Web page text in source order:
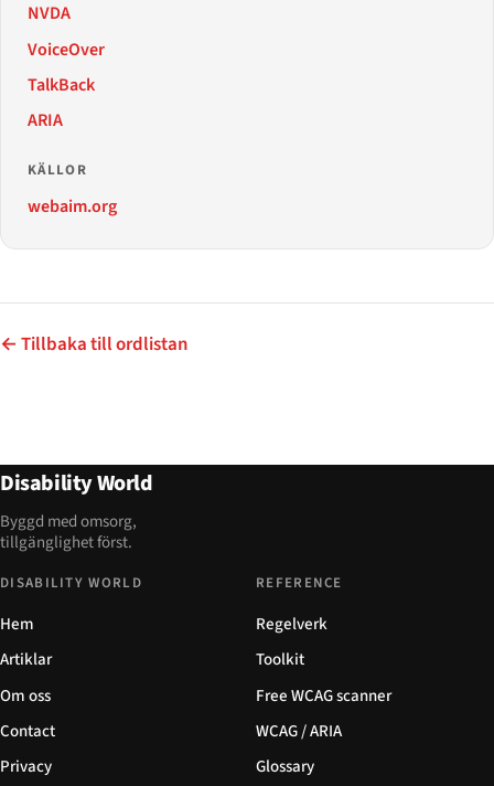
NVDA
VoiceOver
TalkBack
ARIA
KÄLLOR
webaim.org
← Tillbaka till ordlistan
Disability World
Byggd med omsorg,
tillgänglighet först.
DISABILITY WORLD
Hem
Artiklar
Om oss
Contact
Privacy
REFERENCE
Regelverk
Toolkit
Free WCAG scanner
WCAG / ARIA
Glossary